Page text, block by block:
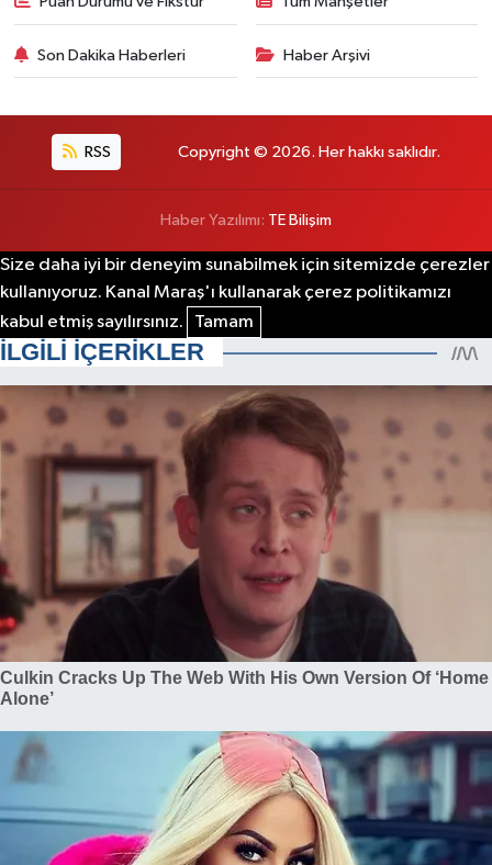
Son Dakika Haberleri Haber Arşivi
RSS Copyright © 2026. Her hakkı saklıdır.
Haber Yazılımı: TE Bilişim
Size daha iyi bir deneyim sunabilmek için sitemizde çerezler
kullanıyoruz. Kanal Maraş'ı kullanarak çerez politikamızı
kabul etmiş sayılırsınız.
Tamam